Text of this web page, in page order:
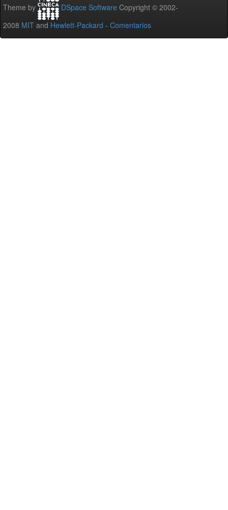
Theme by DSpace Software Copyright © 2002-
2008 MIT and Hewlett-Packard - Comentarios